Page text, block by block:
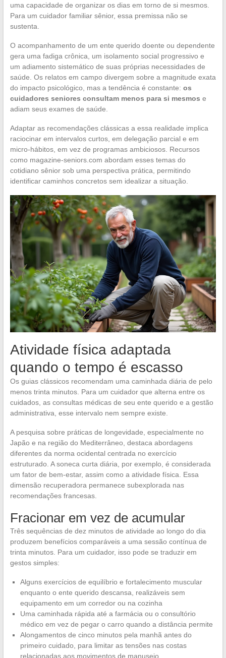
uma capacidade de organizar os dias em torno de si mesmos.
Para um cuidador familiar sênior, essa premissa não se
sustenta.
O acompanhamento de um ente querido doente ou dependente
gera uma fadiga crônica, um isolamento social progressivo e
um adiamento sistemático de suas próprias necessidades de
saúde. Os relatos em campo divergem sobre a magnitude exata
do impacto psicológico, mas a tendência é constante: os
cuidadores seniores consultam menos para si mesmos e
adiam seus exames de saúde.
Adaptar as recomendações clássicas a essa realidade implica
raciocinar em intervalos curtos, em delegação parcial e em
micro-hábitos, em vez de programas ambiciosos. Recursos
como magazine-seniors.com abordam esses temas do
cotidiano sênior sob uma perspectiva prática, permitindo
identificar caminhos concretos sem idealizar a situação.
Atividade física adaptada
quando o tempo é escasso
Os guias clássicos recomendam uma caminhada diária de pelo
menos trinta minutos. Para um cuidador que alterna entre os
cuidados, as consultas médicas de seu ente querido e a gestão
administrativa, esse intervalo nem sempre existe.
A pesquisa sobre práticas de longevidade, especialmente no
Japão e na região do Mediterrâneo, destaca abordagens
diferentes da norma ocidental centrada no exercício
estruturado. A soneca curta diária, por exemplo, é considerada
um fator de bem-estar, assim como a atividade física. Essa
dimensão recuperadora permanece subexplorada nas
recomendações francesas.
Fracionar em vez de acumular
Três sequências de dez minutos de atividade ao longo do dia
produzem benefícios comparáveis a uma sessão contínua de
trinta minutos. Para um cuidador, isso pode se traduzir em
gestos simples:
Alguns exercícios de equilíbrio e fortalecimento muscular
enquanto o ente querido descansa, realizáveis sem
equipamento em um corredor ou na cozinha
Uma caminhada rápida até a farmácia ou o consultório
médico em vez de pegar o carro quando a distância permite
Alongamentos de cinco minutos pela manhã antes do
primeiro cuidado, para limitar as tensões nas costas
relacionadas aos movimentos de manuseio